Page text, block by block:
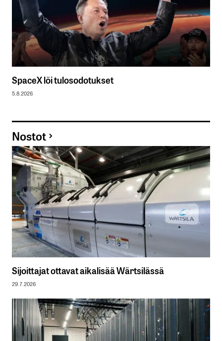
SpaceX löi tulosodotukset
5.8.2026
Nostot
Sijoittajat ottavat aikalisää Wärtsilässä
29.7.2026